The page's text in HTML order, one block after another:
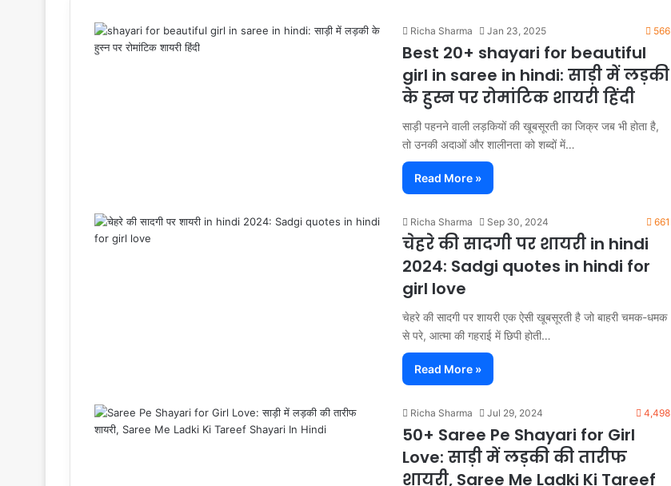
Richa Sharma Jan 23, 2025 566
Best 20+ shayari for beautiful
girl in saree in hindi: साड़ी में लड़की
के हुस्न पर रोमांटिक शायरी हिंदी
साड़ी पहनने वाली लड़कियों की खूबसूरती का जिक्र जब भी होता है,
तो उनकी अदाओं और शालीनता को शब्दों में…
Read More »
Richa Sharma Sep 30, 2024 661
चेहरे की सादगी पर शायरी in hindi
2024: Sadgi quotes in hindi for
girl love
चेहरे की सादगी पर शायरी एक ऐसी खूबसूरती है जो बाहरी चमक-धमक
से परे, आत्मा की गहराई में छिपी होती…
Read More »
Richa Sharma Jul 29, 2024 4,498
50+ Saree Pe Shayari for Girl
Love: साड़ी में लड़की की तारीफ
शायरी, Saree Me Ladki Ki Tareef